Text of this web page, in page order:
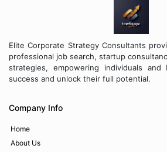
Elite Corporate Strategy Consultants
professional job search, startup
strategies, empowering individuals and
success and unlock their full potential.
Company Info
Home
About Us